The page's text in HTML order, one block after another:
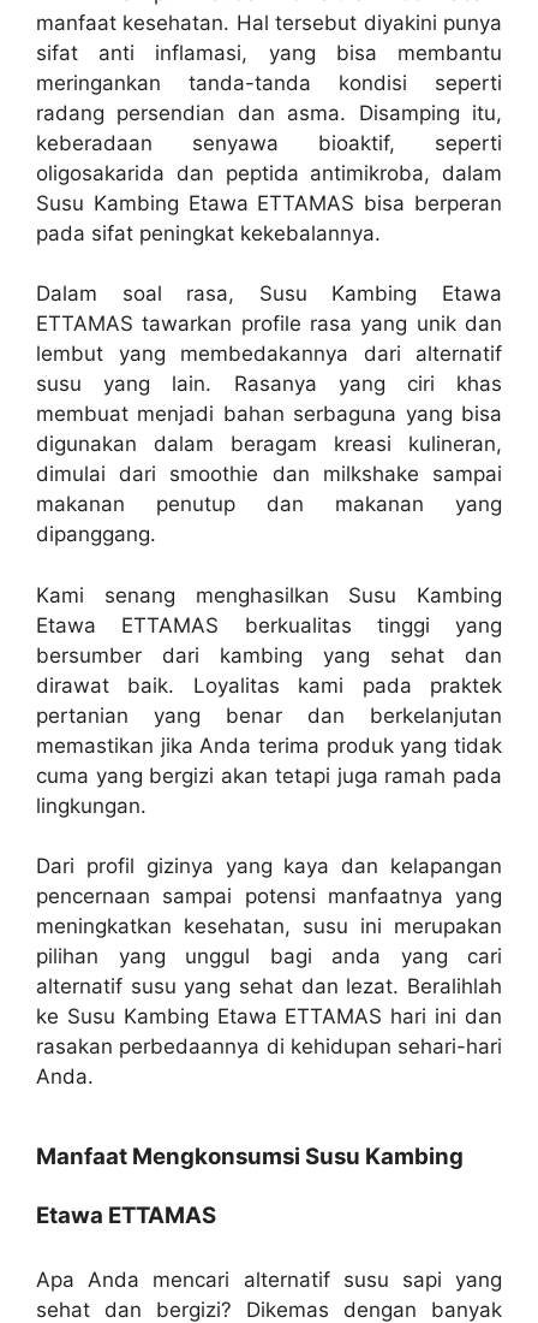
manfaat kesehatan. Hal tersebut diyakini punya
sifat anti inflamasi, yang bisa membantu
meringankan tanda-tanda kondisi seperti
radang persendian dan asma. Disamping itu,
keberadaan senyawa bioaktif, seperti
oligosakarida dan peptida antimikroba, dalam
Susu Kambing Etawa ETTAMAS bisa berperan
pada sifat peningkat kekebalannya.
Dalam soal rasa, Susu Kambing Etawa
ETTAMAS tawarkan profile rasa yang unik dan
lembut yang membedakannya dari alternatif
susu yang lain. Rasanya yang ciri khas
membuat menjadi bahan serbaguna yang bisa
digunakan dalam beragam kreasi kulineran,
dimulai dari smoothie dan milkshake sampai
makanan penutup dan makanan yang
dipanggang.
Kami senang menghasilkan Susu Kambing
Etawa ETTAMAS berkualitas tinggi yang
bersumber dari kambing yang sehat dan
dirawat baik. Loyalitas kami pada praktek
pertanian yang benar dan berkelanjutan
memastikan jika Anda terima produk yang tidak
cuma yang bergizi akan tetapi juga ramah pada
lingkungan.
Dari profil gizinya yang kaya dan kelapangan
pencernaan sampai potensi manfaatnya yang
meningkatkan kesehatan, susu ini merupakan
pilihan yang unggul bagi anda yang cari
alternatif susu yang sehat dan lezat. Beralihlah
ke Susu Kambing Etawa ETTAMAS hari ini dan
rasakan perbedaannya di kehidupan sehari-hari
Anda.
Manfaat Mengkonsumsi Susu Kambing
Etawa ETTAMAS
Apa Anda mencari alternatif susu sapi yang
sehat dan bergizi? Dikemas dengan banyak